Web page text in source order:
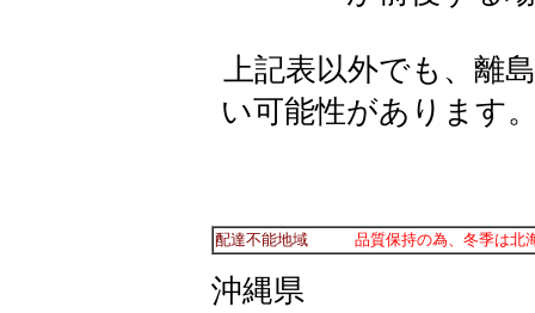
上記表以外でも、離
い可能性があります
配達不能地域 品質保持の為、冬季は北
沖縄県